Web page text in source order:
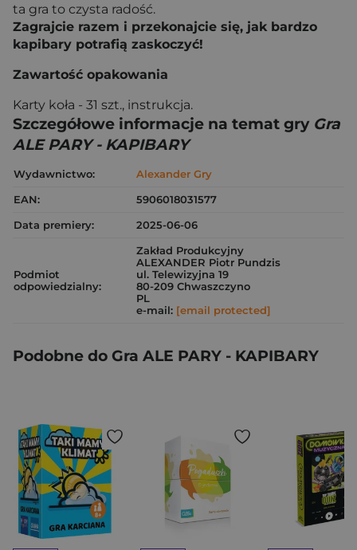
ta gra to czysta radość.
Zagrajcie razem i przekonajcie się, jak bardzo
kapibary potrafią zaskoczyć!
Zawartość opakowania
Karty koła - 31 szt., instrukcja.
Szczegółowe informacje na temat gry Gra
ALE PARY - KAPIBARY
Wydawnictwo:
Alexander Gry
EAN:
5906018031577
Data premiery:
2025-06-06
Podmiot
odpowiedzialny:
Zakład Produkcyjny
ALEXANDER Piotr Pundzis
ul. Telewizyjna 19
80-209 Chwaszczyno
PL
e-mail: [email protected]
Podobne do Gra ALE PARY - KAPIBARY